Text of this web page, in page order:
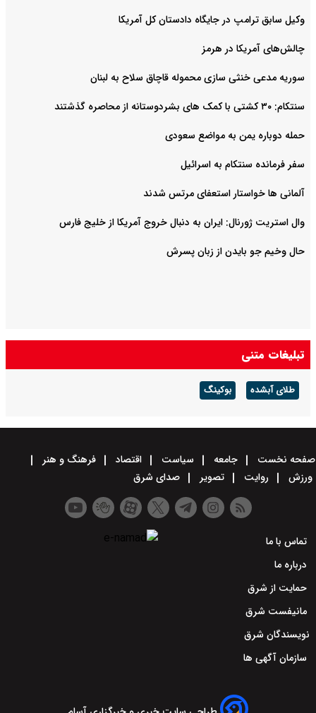
وکیل سابق ترامپ در جایگاه دادستان کل آمریکا
چالش‌های آمریکا در هرمز
سوریه مدعی خنثی سازی محموله قاچاق سلاح به لبنان
سنتکام: ۳۰ کشتی با کمک های بشردوستانه از محاصره گذشتند
حمله دوباره یمن به مواضع سعودی
سفر فرمانده سنتکام به اسرائیل
آلمانی ها خواستار استعفای مرتس شدند
وال استریت ژورنال: ایران به دنبال خروج آمریکا از خلیج فارس
حال وخیم جو بایدن از زبان پسرش
تبلیغات متنی
طلای آبشده بوکینگ
صفحه نخست جامعه سیاست اقتصاد
فرهنگ و هنر
ورزش
روایت تصویر صدای شرق
تماس با ما
درباره ما
حمایت از شرق
مانیفست شرق
نویسندگان شرق
سازمان آگهی ها